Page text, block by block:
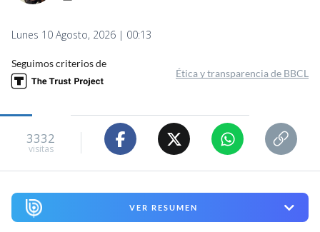
Lunes 10 Agosto, 2026 | 00:13
Seguimos criterios de
Ética y transparencia de BBCL
3332
visitas
VER RESUMEN